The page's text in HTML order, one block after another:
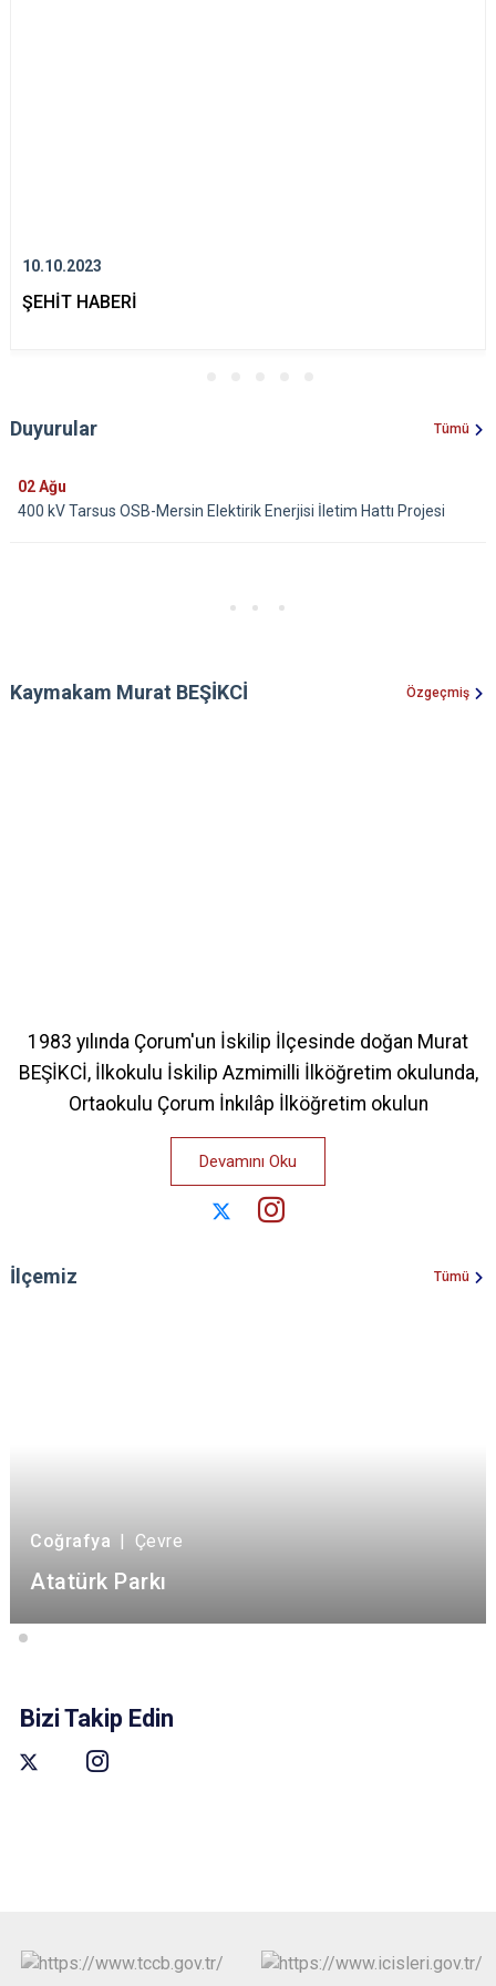
10.10.2023
ŞEHİT HABERİ
Duyurular Tümü
02Ağu
400 kV Tarsus OSB-Mersin Elektirik Enerjisi İletim Hattı Projesi
Kaymakam Murat BEŞİKCİ Özgeçmiş
1983 yılında Çorum'un İskilip İlçesinde doğan Murat
BEŞİKCİ, İlkokulu İskilip Azmimilli İlköğretim okulunda,
Ortaokulu Çorum İnkılâp İlköğretim okulun
Devamını Oku
İlçemiz Tümü
Coğrafya | Çevre
Atatürk Parkı
Bizi Takip Edin